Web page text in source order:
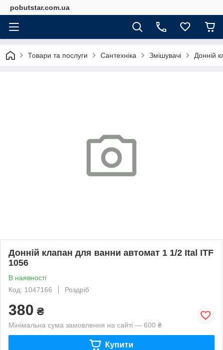
pobutstar.com.ua
Товари та послуги Сантехніка Змішувачі Донній
Донній клапан для ванни автомат 1 1/2 Ital ITF
1056
В наявності
Код: 1047166
Роздріб
380 ₴
Мінімальна сума замовлення на сайті — 600 ₴
Купити